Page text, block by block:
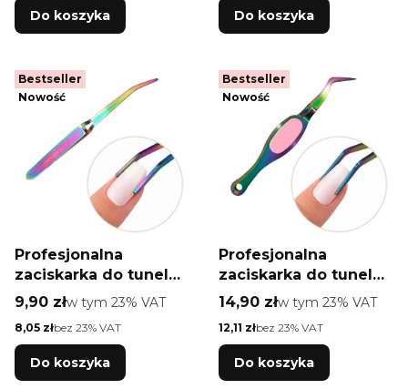
Do koszyka Do koszyka
Bestseller
Nowość
Profesjonalna
zaciskarka do tunelu
paznokci MollyNails
tęczowa
Cena brutto
9,90 złw tym %s VAT
w tym 23% VAT
Cena netto
8,05 złbez 23% VAT
Do koszyka
Bestseller
Nowość
Profesjonalna
zaciskarka do tunelu
paznokci MollyNails
różowa
Cena brutto
14,90 złw tym %s VAT
w tym 23% VAT
Cena netto
12,11 złbez 23% VAT
Do koszyka